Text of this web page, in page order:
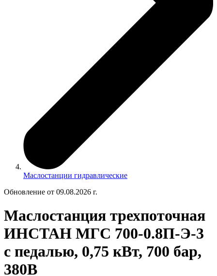
Маслостанции гидравлические
Обновление от 09.08.2026 г.
Маслостанция трехпоточная
ИНСТАН МГС 700-0.8П-Э-3
с педалью, 0,75 кВт, 700 бар,
380В